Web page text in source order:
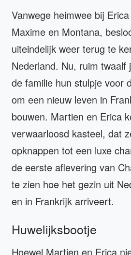
Vanwege heimwee bij
Maxime en Montana,
uiteindelijk weer terug te
Nederland. Nu, ruim twaalf
de familie hun stulpje voor
om een nieuw leven in
bouwen. Martien en Erica
verwaarloosd kasteel, dat
opknappen tot een luxe
de eerste aflevering van
te zien hoe het gezin uit
en in Frankrijk arriveert.
Huwelijksbootje
Hoewel Martien en Erica